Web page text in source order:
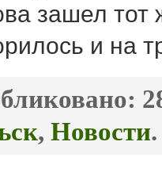
зашел тот
и на
, Новости.